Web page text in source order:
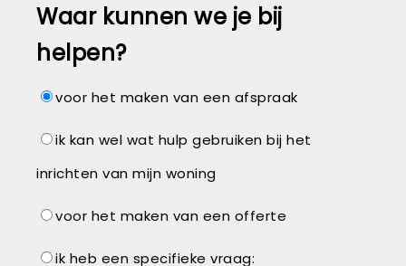
Waar kunnen we je bij
helpen?
voor het maken van een afspraak
ik kan wel wat hulp gebruiken bij het
inrichten van mijn woning
voor het maken van een offerte
ik heb een specifieke vraag: